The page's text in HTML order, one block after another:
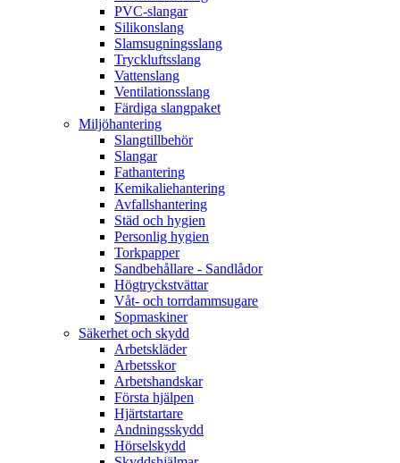
PVC-slangar
Silikonslang
Slamsugningsslang
Tryckluftsslang
Vattenslang
Ventilationsslang
Färdiga slangpaket
Miljöhantering
Slangtillbehör
Slangar
Fathantering
Kemikaliehantering
Avfallshantering
Städ och hygien
Personlig hygien
Torkpapper
Sandbehållare - Sandlådor
Högtryckstvättar
Våt- och torrdammsugare
Sopmaskiner
Säkerhet och skydd
Arbetskläder
Arbetsskor
Arbetshandskar
Första hjälpen
Hjärtstartare
Andningsskydd
Hörselskydd